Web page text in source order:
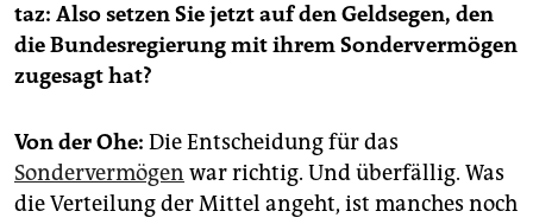
taz: Also setzen Sie jetzt auf den Geldsegen, den
die Bundesregierung mit ihrem Sondervermögen
zugesagt hat?
Von der Ohe: Die Entscheidung für das
Sondervermögen war richtig. Und überfällig. Was
die Verteilung der Mittel angeht, ist manches noch